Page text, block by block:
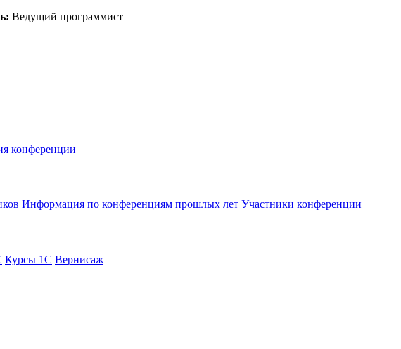
Ведущий программист
конференции
Информация по конференциям прошлых лет Участники конференции
Курсы 1С Вернисаж